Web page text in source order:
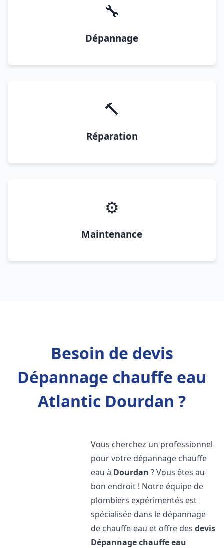
🔧
Dépannage
🔨
Réparation
⚙️
Maintenance
Besoin de devis
Dépannage chauffe eau
Atlantic Dourdan ?
Vous cherchez un professionnel
pour votre dépannage chauffe
eau à Dourdan ? Vous êtes au
bon endroit ! Notre équipe de
plombiers expérimentés est
spécialisée dans le dépannage
de chauffe-eau et offre desdevis
Dépannage chauffe eau